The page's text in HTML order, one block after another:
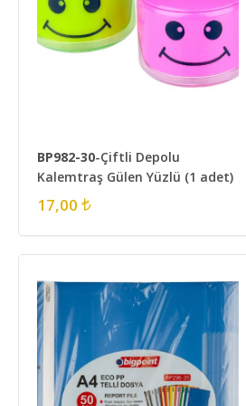
BP982-30-Çiftli Depolu
Kalemtraş Gülen Yüzlü (1 adet)
17,00